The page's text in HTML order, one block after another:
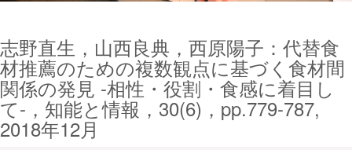
志野直生，山西良典，西原陽子：代替食
材推薦のための複数観点に基づく食材間
関係の発見 -相性・役割・食感に着目し
て-，知能と情報，30(6)，pp.779-787,
2018年12月